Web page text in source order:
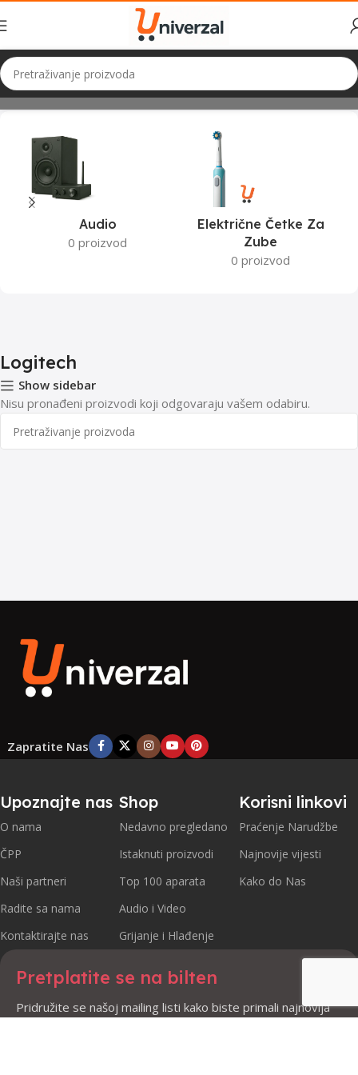
Početna Logitech
Audio
0 proizvod
Električne Četke Za
Zube
0 proizvod
Logitech
Show sidebar
Nisu pronađeni proizvodi koji odgovaraju vašem odabiru.
Zapratite Nas
Upoznajte nas
O nama
ČPP
Naši partneri
Radite sa nama
Kontaktirajte nas
Shop
Nedavno pregledano
Istaknuti proizvodi
Top 100 aparata
Audio i Video
Grijanje i Hlađenje
Korisni linkovi
Praćenje Narudžbe
Najnovije vijesti
Kako do Nas
Pretplatite se na bilten
Pridružite se našoj mailing listi kako biste primali najnovija